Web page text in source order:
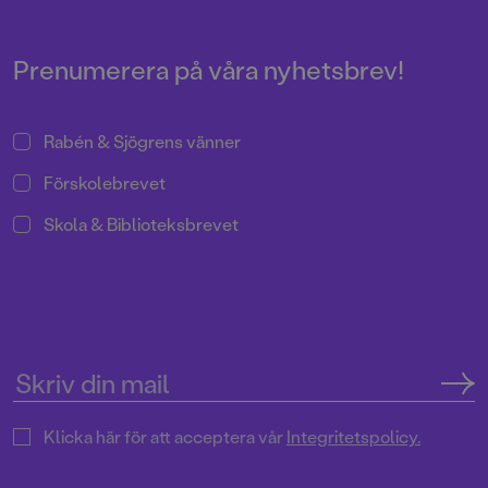
Prenumerera på våra nyhetsbrev!
Rabén & Sjögrens vänner
Förskolebrevet
Skola & Biblioteksbrevet
Klicka här för att acceptera vårIntegritetspolicy.